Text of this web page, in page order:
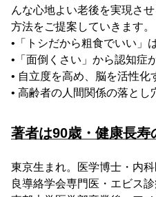
んな心地よい老後を実現さ
方法をご提案していきます。
•「トシだから粗食でいい」
•「面倒くさい」から認知症
• 自立度を高め、脳を活性化
• 高齢者の人間関係の落と
著者は90歳・健康長
東京生まれ。医学博士・内
良導絡学会専門医・エビス診